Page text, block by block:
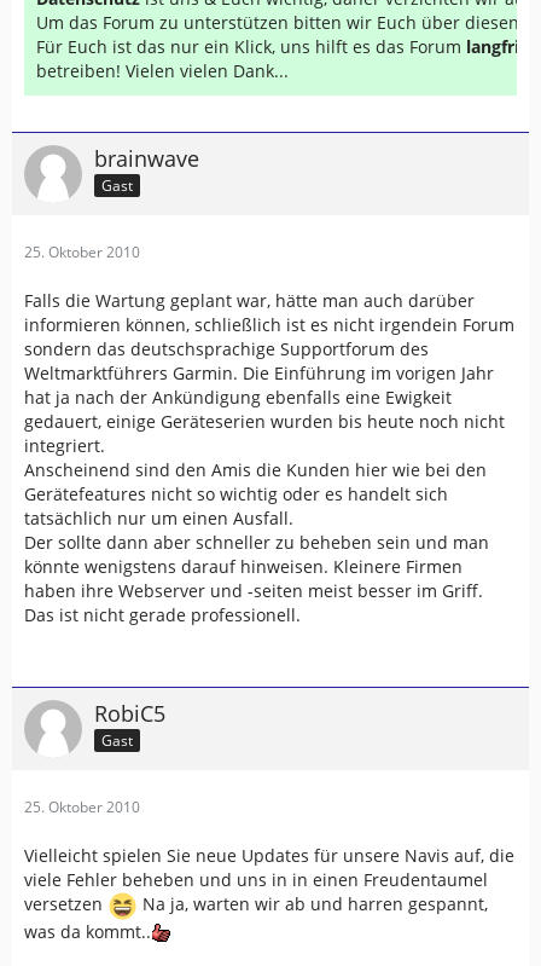
Um das Forum zu unterstützen bitten wir Euch über diesen
Für Euch ist das nur ein Klick, uns hilft es das Forum
betreiben! Vielen vielen Dank...
brainwave
Gast
25. Oktober 2010
Falls die Wartung geplant war, hätte man auch darüber
informieren können, schließlich ist es nicht irgendein Forum
sondern das deutschsprachige Supportforum des
Weltmarktführers Garmin. Die Einführung im vorigen Jahr
hat ja nach der Ankündigung ebenfalls eine Ewigkeit
gedauert, einige Geräteserien wurden bis heute noch nicht
integriert.
Anscheinend sind den Amis die Kunden hier wie bei den
Gerätefeatures nicht so wichtig oder es handelt sich
tatsächlich nur um einen Ausfall.
Der sollte dann aber schneller zu beheben sein und man
könnte wenigstens darauf hinweisen. Kleinere Firmen
haben ihre Webserver und -seiten meist besser im Griff.
Das ist nicht gerade professionell.
RobiC5
Gast
25. Oktober 2010
Vielleicht spielen Sie neue Updates für unsere Navis auf, die
viele Fehler beheben und uns in in einen Freudentaumel
versetzen
Na ja, warten wir ab und harren gespannt,
was da kommt..